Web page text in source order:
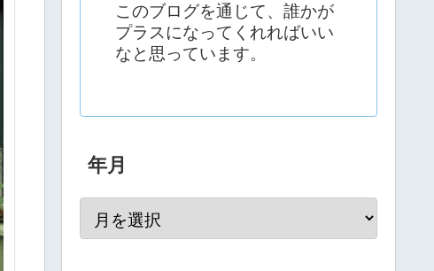
このブログを通じて、誰かが
プラスになってくれればいい
なと思っています。
年月